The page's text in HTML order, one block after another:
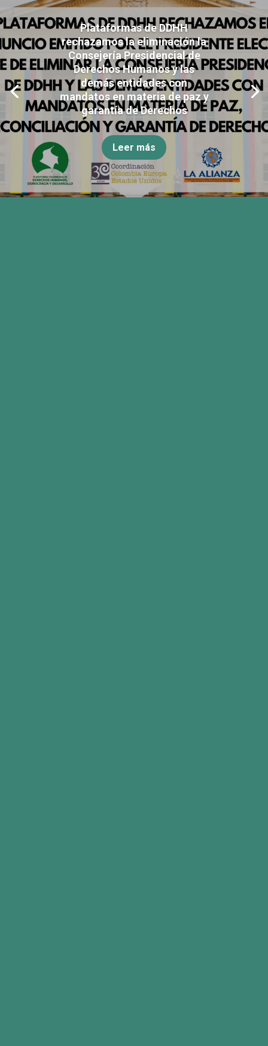
Plataformas de DDHH
rechazamos la eliminación la
Consejería Presidencial de
Derechos Humanos y las
demás entidades con
mandatos en materia de paz y
garantía de Derechos
Leer más